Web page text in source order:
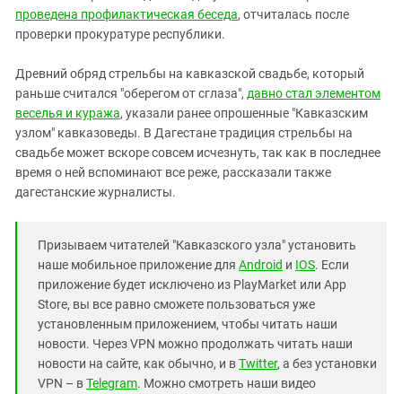
проведена профилактическая беседа, отчиталась после
проверки прокуратуре республики.
Древний обряд стрельбы на кавказской свадьбе, который
раньше считался "оберегом от сглаза", давно стал элементом
веселья и куража, указали ранее опрошенные "Кавказским
узлом" кавказоведы. В Дагестане традиция стрельбы на
свадьбе может вскоре совсем исчезнуть, так как в последнее
время о ней вспоминают все реже, рассказали также
дагестанские журналисты.
Призываем читателей "Кавказского узла" установить
наше мобильное приложение для Android и IOS. Если
приложение будет исключено из PlayMarket или App
Store, вы все равно сможете пользоваться уже
установленным приложением, чтобы читать наши
новости. Через VPN можно продолжать читать наши
новости на сайте, как обычно, и вTwitter, а без установки
VPN – вTelegram. Можно смотреть наши видео